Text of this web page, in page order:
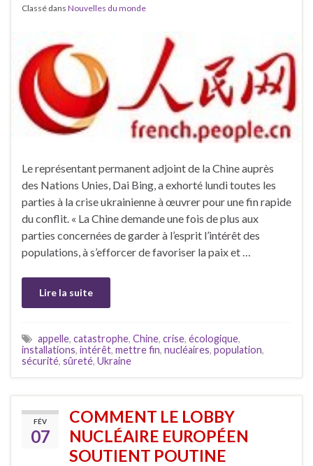
Classé dans Nouvelles du monde
Le représentant permanent adjoint de la Chine auprès
des Nations Unies, Dai Bing, a exhorté lundi toutes les
parties à la crise ukrainienne à œuvrer pour une fin rapide
du conflit. « La Chine demande une fois de plus aux
parties concernées de garder à l’esprit l’intérêt des
populations, à s’efforcer de favoriser la paix et …
Lire la suite
appelle, catastrophe, Chine, crise, écologique,
installations, intérêt, mettre fin, nucléaires, population,
sécurité, sûreté, Ukraine
FÉV
07
COMMENT LE LOBBY
NUCLÉAIRE EUROPÉEN
SOUTIENT POUTINE